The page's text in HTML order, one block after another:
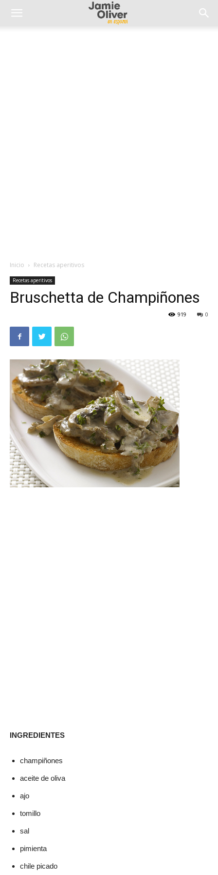
Inicio Recetas aperitivos
Recetas aperitivos
Bruschetta de Champiñones
0
919
INGREDIENTES
champiñones
aceite de oliva
ajo
tomillo
sal
pimienta
chile picado